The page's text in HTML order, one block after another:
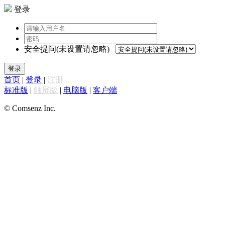
登录
安全提问(未设置请忽略)
登录
首页 | 登录 | 注册
标准版 | 触屏版 | 电脑版 | 客户端
© Comsenz Inc.